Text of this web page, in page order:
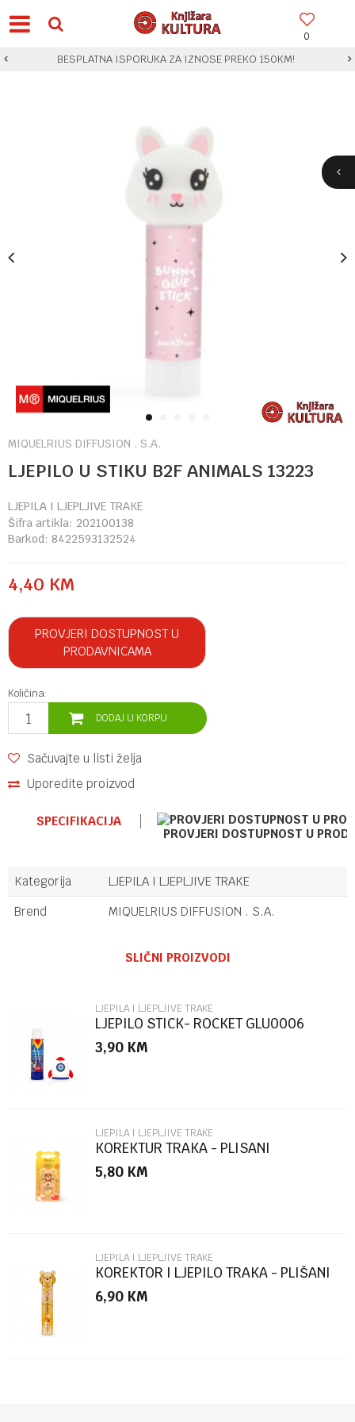
0
BESPLATNA ISPORUKA ZA IZNOSE PREKO 150KM!
1
MIQUELRIUS DIFFUSION . S.A.
LJEPILO U STIKU B2F ANIMALS 13223
LJEPILA I LJEPLJIVE TRAKE
Šifra artikla: 202100138
Barkod: 8422593132524
4,40 KM
PROVJERI DOSTUPNOST U
PRODAVNICAMA
Količina:
DODAJ U KORPU
Sačuvajte u listi želja
Uporedite proizvod
SPECIFIKACIJA
PROVJERI DOSTUPNOST U
Kategorija
LJEPILA I LJEPLJIVE TRAKE
Brend
MIQUELRIUS DIFFUSION . S.A.
Poruka
POŠALJI
SLIČNI PROIZVODI
LJEPILA I LJEPLJIVE TRAKE
LJEPILO STICK- ROCKET GLU0006
3,90 KM
LJEPILA I LJEPLJIVE TRAKE
KOREKTUR TRAKA - PLISANI
MEDVJEDICI CTCAT0004
5,80 KM
LJEPILA I LJEPLJIVE TRAKE
KOREKTOR I LJEPILO TRAKA - PLIŠANI
MEDVJEDIĆ CGT0002
6,90 KM